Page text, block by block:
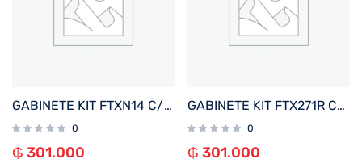
GABINETE KIT FTXN14 C/FUENTE 500W MOUSE+TECL+SPK+LATERAL TRANSP MATX/MITX
0
₲ 301.000
GABINETE KIT FTX271R C/FUENTE 500W MOUSE+TECL+SPK+LATERAL TRANSP MATX/MITX
0
₲ 301.000